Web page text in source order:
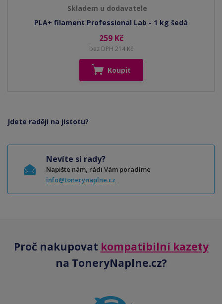
Skladem u dodavatele
PLA+ filament Professional Lab - 1 kg šedá
259 Kč
bez DPH 214 Kč
Koupit
Jdete raději na jistotu?
Nevíte si rady?
Napište nám, rádi Vám poradíme
info@tonerynaplne.cz
Proč nakupovat kompatibilní kazety
na ToneryNaplne.cz?